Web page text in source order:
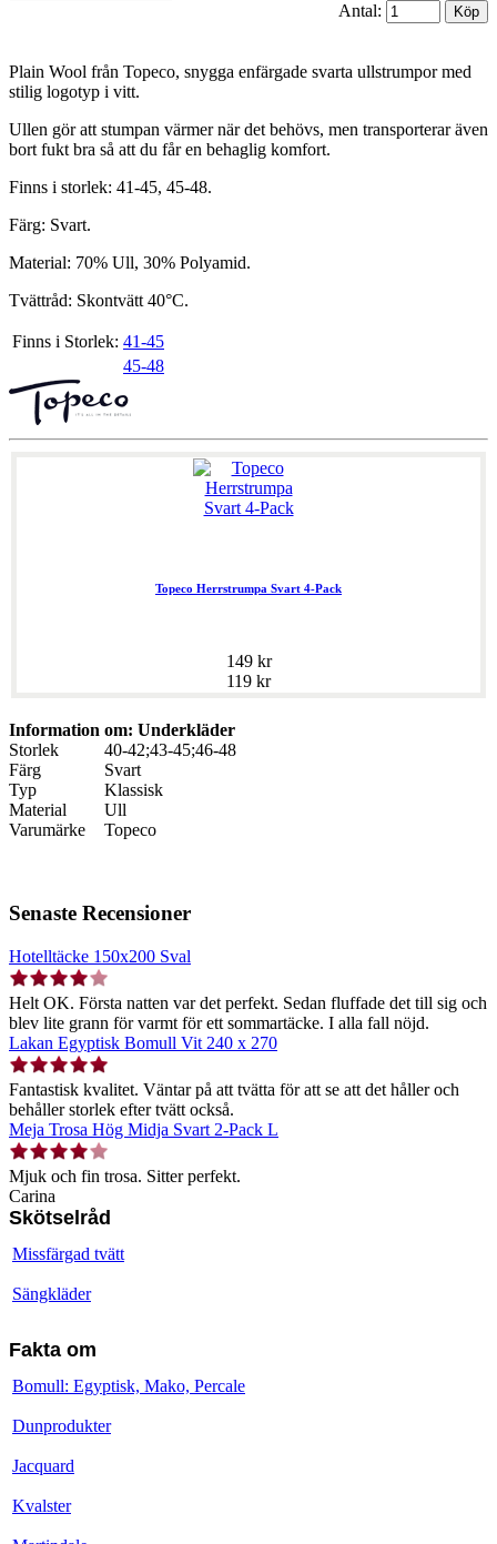
Antal:
Plain Wool från Topeco, snygga enfärgade svarta ullstrumpor med
stilig logotyp i vitt.
Ullen gör att stumpan värmer när det behövs, men transporterar även
bort fukt bra så att du får en behaglig komfort.
Finns i storlek: 41-45, 45-48.
Färg: Svart.
Material: 70% Ull, 30% Polyamid.
Tvättråd: Skontvätt 40°C.
Finns i Storlek: 41-45
45-48
Topeco Herrstrumpa Svart 4-Pack
149 kr
119 kr
Information om: Underkläder
Storlek
40-42;43-45;46-48
Färg
Svart
Typ
Klassisk
Material
Ull
Varumärke
Topeco
Senaste Recensioner
Hotelltäcke 150x200 Sval
Helt OK. Första natten var det perfekt. Sedan fluffade det till sig och
blev lite grann för varmt för ett sommartäcke. I alla fall nöjd.
Lakan Egyptisk Bomull Vit 240 x 270
Fantastisk kvalitet. Väntar på att tvätta för att se att det håller och
behåller storlek efter tvätt också.
Meja Trosa Hög Midja Svart 2-Pack L
Mjuk och fin trosa. Sitter perfekt.
Carina
Skötselråd
Missfärgad tvätt
Sängkläder
Fakta om
Bomull: Egyptisk, Mako, Percale
Dunprodukter
Jacquard
Kvalster